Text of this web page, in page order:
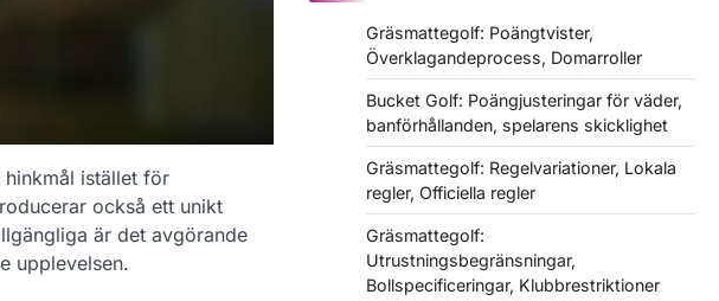
istället för
också ett unikt
är det avgörande
upplevelsen.
Gräsmattegolf: Poängtvister,
Överklagandeprocess, Domarroller
Bucket Golf: Poängjusteringar för väder,
banförhållanden, spelarens skicklighet
Gräsmattegolf: Regelvariationer, Lokala
regler, Officiella regler
Gräsmattegolf:
Utrustningsbegränsningar,
Bollspecificeringar, Klubbrestriktioner